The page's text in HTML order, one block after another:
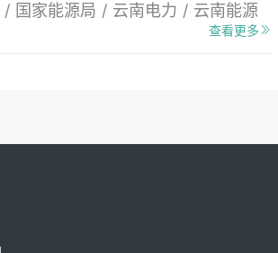
/ 国家能源局 / 云南电力 / 云南能源
查看更多